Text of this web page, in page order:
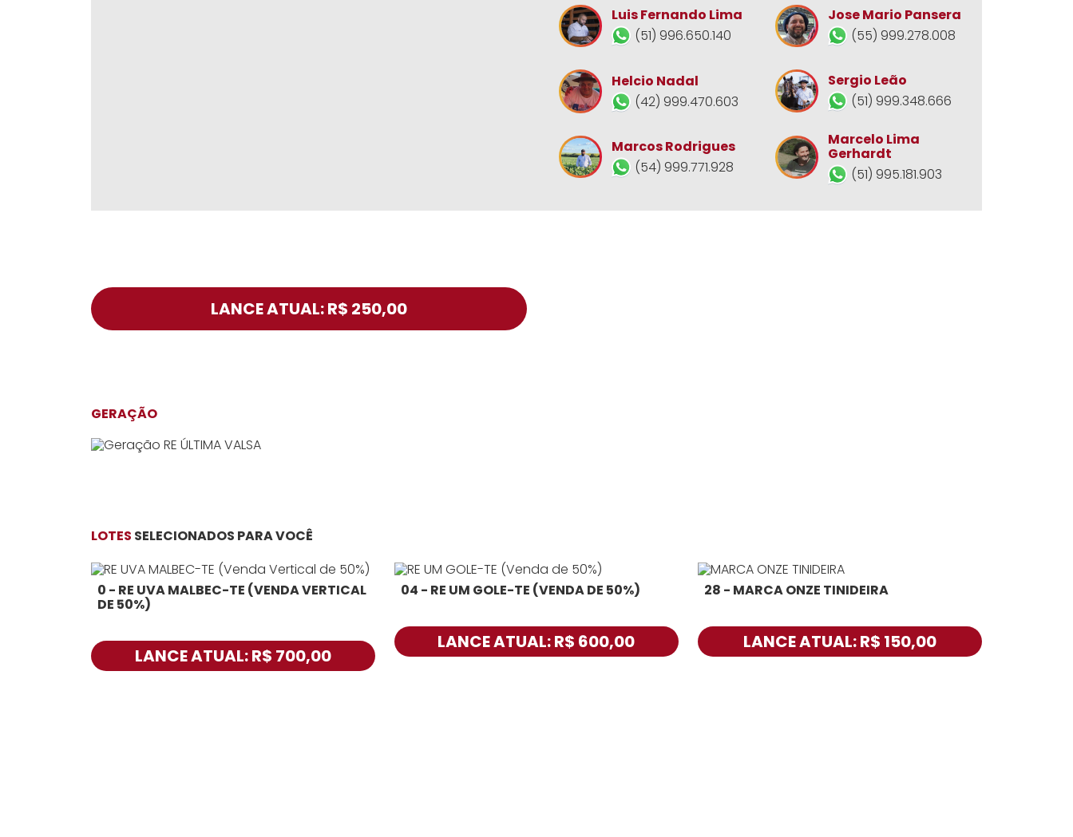
Luis Fernando Lima
(51) 996.650.140
Jose Mario Pansera
(55) 999.278.008
Helcio Nadal
(42) 999.470.603
Sergio Leão
(51) 999.348.666
Marcos Rodrigues
(54) 999.771.928
Marcelo Lima
Gerhardt
(51) 995.181.903
LANCE ATUAL: R$ 250,00
GERAÇÃO
LOTES SELECIONADOS PARA VOCÊ
0 - RE UVA MALBEC-TE (VENDA VERTICAL
DE 50%)
LANCE ATUAL: R$ 700,00
04 - RE UM GOLE-TE (VENDA DE 50%)
LANCE ATUAL: R$ 600,00
28 - MARCA ONZE TINIDEIRA
LANCE ATUAL: R$ 150,00